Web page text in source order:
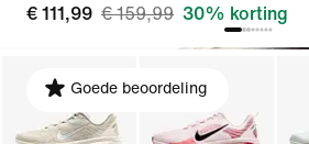
€ 111,99 € 159,99 30% korting
Goede beoordeling